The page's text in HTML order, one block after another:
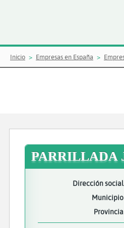
Inicio Empresas en España
PARRILLADA
Dirección social
Municipio
Provincia